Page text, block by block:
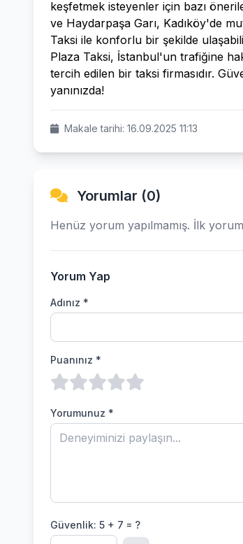
keşfetmek isteyenler için bazı
ve Haydarpaşa Garı, Kadıköy'de
Taksi ile konforlu bir şekilde
Plaza Taksi, İstanbul'un trafiğine
tercih edilen bir taksi firmasıdır.
yanınızda!
Makale tarihi: 16.09.2025 11:13
Yorumlar (0)
Henüz yorum yapılmamış. İlk
Yorum Yap
Adınız *
Puanınız *
Yorumunuz *
Güvenlik: 5 + 7 = ?